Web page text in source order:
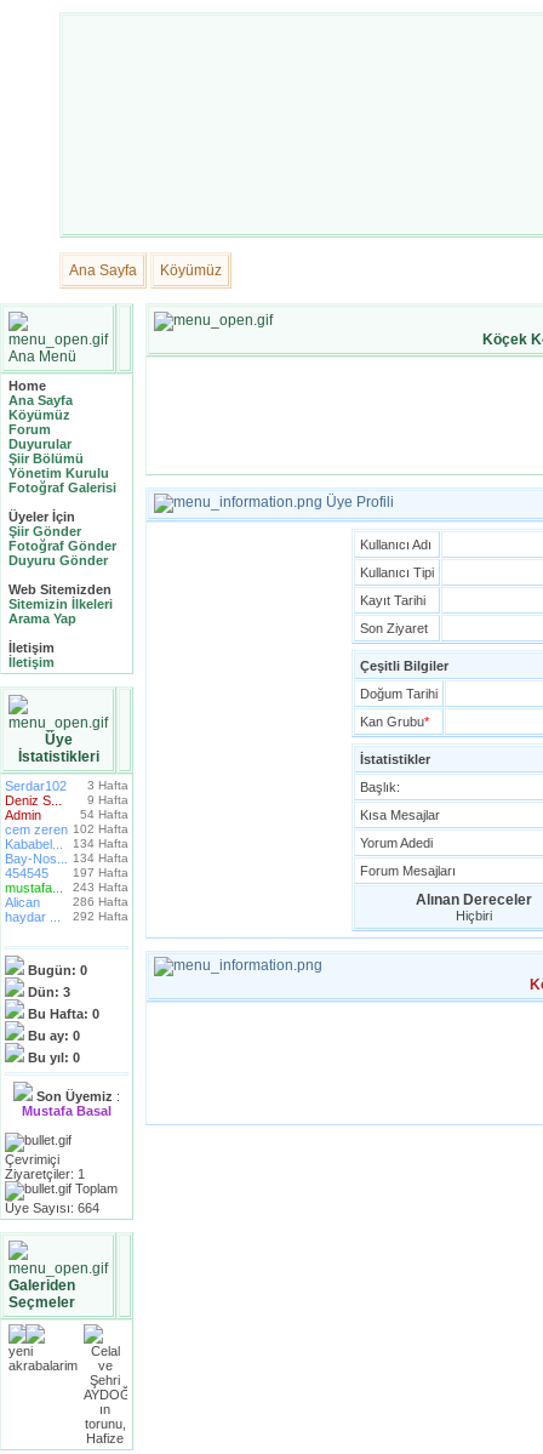
Ana Sayfa Köyümüz
Ana Menü
Home
Ana Sayfa
Köyümüz
Forum
Duyurular
Şiir Bölümü
Yönetim Kurulu
Fotoğraf Galerisi
Üyeler İçin
Şiir Gönder
Fotoğraf Gönder
Duyuru Gönder
Web Sitemizden
Sitemizin İlkeleri
Arama Yap
İletişim
İletişim
Üye
İstatistikleri
Serdar102 3 Hafta
Deniz S... 9 Hafta
Admin 54 Hafta
cem zeren 102 Hafta
Kababel... 134 Hafta
Bay-Nos... 134 Hafta
454545 197 Hafta
mustafa... 243 Hafta
Alican 286 Hafta
haydar ... 292 Hafta
Bugün: 0
Dün: 3
Bu Hafta: 0
Bu ay: 0
Bu yıl: 0
Son Üyemiz :
Mustafa Basal
Çevrimiçi
Ziyaretçiler: 1
Toplam
Üye Sayısı: 664
Galeriden
Seçmeler
Köçek
Üye Profili
Kullanıcı Adı
Kullanıcı Tipi
Kayıt Tarihi
Son Ziyaret
Çeşitli Bilgiler
Doğum Tarihi
Kan Grubu*
İstatistikler
Başlık:
Kısa Mesajlar
Yorum Adedi
Forum Mesajları
Alınan Dereceler
Hiçbiri